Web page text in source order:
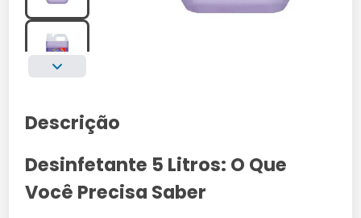
Descrição
Desinfetante 5 Litros: O Que
Você Precisa Saber